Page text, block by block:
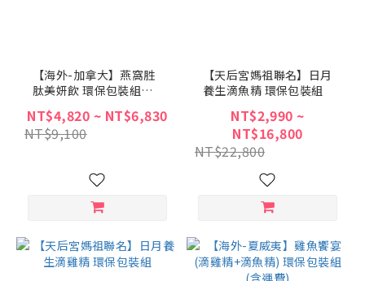
【海外-加拿大】燕窩胜
肽美妍飲 環保包裝組
(EMS配送含運費)
NT$4,820 ~ NT$6,830
NT$9,100
【天后宮媽祖聯名】日月
養生滴魚精 環保包裝組
NT$2,990 ~
NT$16,800
NT$22,800